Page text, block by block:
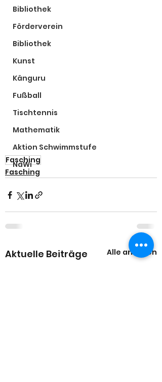
Bibliothek
Förderverein
Bibliothek
Kunst
Känguru
Fußball
Tischtennis
Mathematik
Aktion Schwimmstufe
NaWi
Fasching
Fasching
Aktuelle Beiträge Alle ansehen